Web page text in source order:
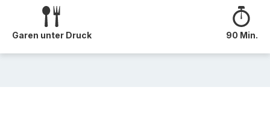
Garen unter Druck 90 Min.